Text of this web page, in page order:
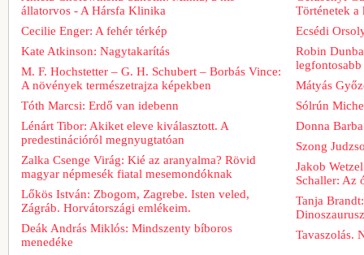
állatorvos - A Hársfa Klinika
Cecilie Enger: A fehér térkép
Kate Atkinson: Nagytakarítás
M. F. Hochstetter – G. H. Schubert – Borbás Vince:
A növények természetrajza képekben
Tóth Marcsi: Erdő van idebenn
Lénárt Tibor: Akiket eleve kiválasztott. A
predestinációról megnyugtatóan
Zalka Csenge Virág: Kié az aranyalma? Rövid
magyar népmesék fiatal mesemondóknak
Lőkös István: Zbogom, Zagrebe. Isten veled,
Zágráb. Horvátországi emlékeim.
Deák András Miklós: Mindszenty bíboros
menedéke
Történetek
Ecsédi
Robin
Mátyás
Sólrún
Donna
Szong
Jakob
Schaller: Az
Tanja
Tavaszolás.